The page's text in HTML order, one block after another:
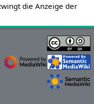
die Anzeige der